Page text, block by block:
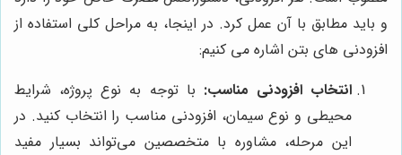
و باید مطابق با آن عمل کرد. در اینجا، به مراحل کلی استفاده از
افزودنی های بتن اشاره می کنیم:
انتخاب افزودنی مناسب: با توجه به نوع پروژه، شرایط
محیطی و نوع سیمان، افزودنی مناسب را انتخاب کنید. در
این مرحله، مشاوره با متخصصین می‌تواند بسیار مفید